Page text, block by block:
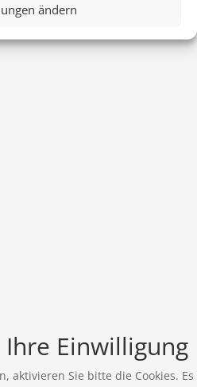
ändern
Einwilligung
aktivieren Sie bitte die Cookies. Es